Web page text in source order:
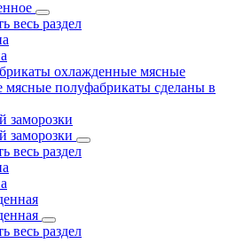
весь раздел
охлажденные мясные
полуфабрикаты сделаны в
заморозки
заморозки
весь раздел
весь раздел